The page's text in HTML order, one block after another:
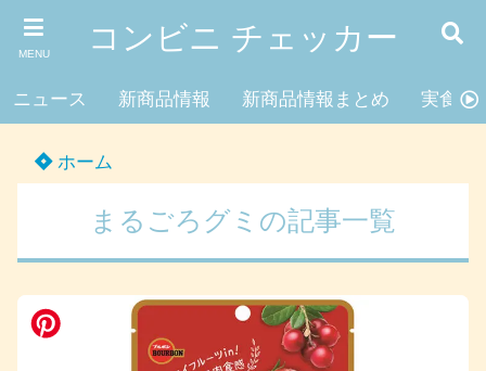
MENU コンビニ チェッカー
ニュース 新商品情報 新商品情報まとめ 実食レ
ホーム
まるごろグミの記事一覧